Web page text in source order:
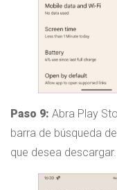
Paso 9: Abra Play
barra de búsqueda
que desea descargar.